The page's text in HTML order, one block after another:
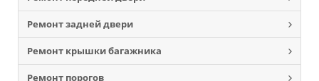
Ремонт задней двери
Ремонт крышки багажника
Ремонт порогов